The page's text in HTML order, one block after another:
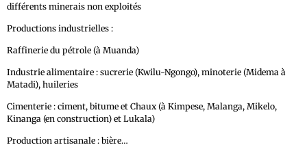
différents minerais non exploités
Productions industrielles :
Raffinerie du pétrole (à Muanda)
Industrie alimentaire : sucrerie (Kwilu-Ngongo), minoterie (Midema à
Matadi), huileries
Cimenterie : ciment, bitume et Chaux (à Kimpese, Malanga, Mikelo,
Kinanga (en construction) et Lukala)
Production artisanale : bière…